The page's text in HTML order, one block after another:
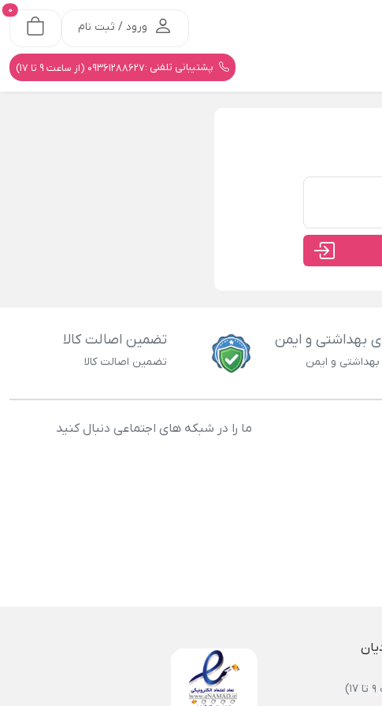
ورود / ثبت نام
0
پشتیبانی تلفنی :09361288627 (از ساعت 9 تا 17)
بهداشتی و ایمن
و ایمن
تضمین اصالت کالا
تضمین اصالت کالا
ما را در شبکه های اجتماعی دنبال کنید